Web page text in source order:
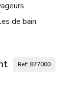
de bain
Ref: 877000